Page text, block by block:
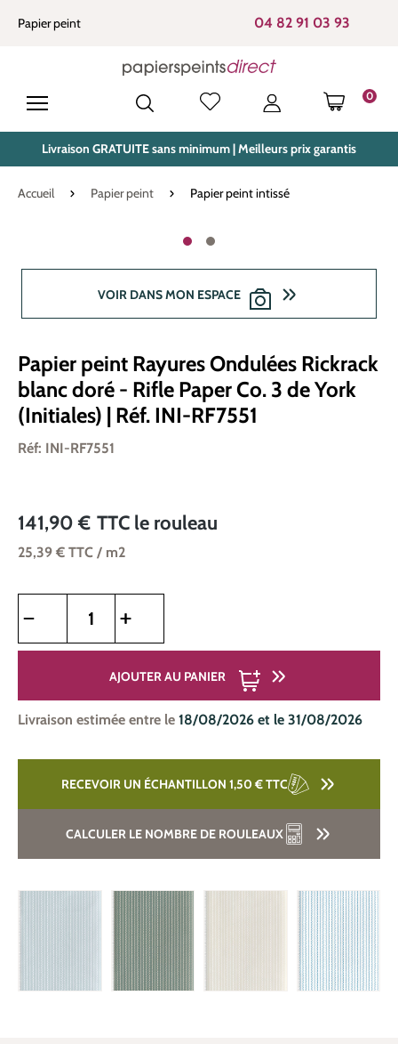
principal
Papier peint 04 82 91 03 93
0
LE
Livraison GRATUITE sans minimum | Meilleurs prix garantis
Accueil Papier peint Papier peint intissé
VOIR DANS MON ESPACE
Papier peint Rayures Ondulées Rickrack
blanc doré - Rifle Paper Co. 3 de York
(Initiales) | Réf. INI-RF7551
Réf: INI-RF7551
141,90 € TTC le rouleau
25,39 € TTC / m2
AJOUTER AU PANIER
Livraison estimée entre le 18/08/2026 et le 31/08/2026
RECEVOIR UN ÉCHANTILLON 1,50 €TTC
CALCULER LE NOMBRE DE ROULEAUX